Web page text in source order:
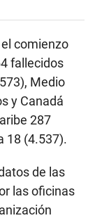
comienzo
fallecidos
Medio
y Canadá
287
18 (4.537).
de las
las oficinas